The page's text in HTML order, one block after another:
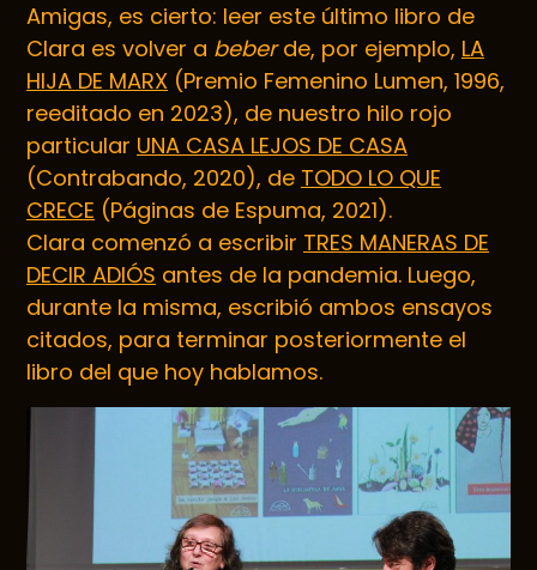
Amigas, es cierto: leer este último libro de
Clara es volver a beberde, por ejemplo, LA
HIJA DE MARX (Premio Femenino Lumen, 1996,
reeditado en 2023), de nuestro hilo rojo
particular UNA CASA LEJOS DE CASA
(Contrabando, 2020), de TODO LO QUE
CRECE (Páginas de Espuma, 2021).
Clara comenzó a escribir TRES MANERAS DE
DECIR ADIÓS antes de la pandemia. Luego,
durante la misma, escribió ambos ensayos
citados, para terminar posteriormente el
libro del que hoy hablamos.